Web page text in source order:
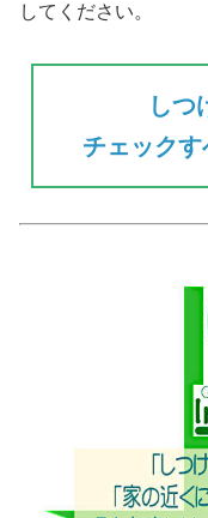
してください。
しつ
チェック